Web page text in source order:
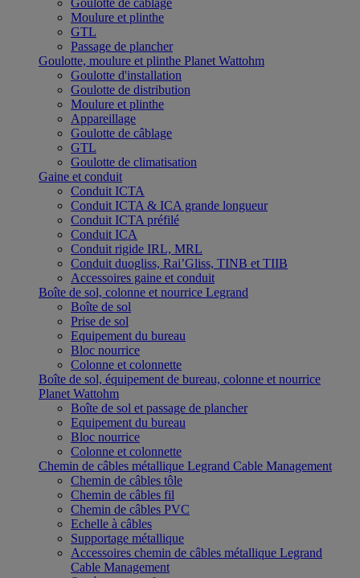
Goulotte de câblage
Moulure et plinthe
GTL
Passage de plancher
Goulotte, moulure et plinthe Planet Wattohm
Goulotte d'installation
Goulotte de distribution
Moulure et plinthe
Appareillage
Goulotte de câblage
GTL
Goulotte de climatisation
Gaine et conduit
Conduit ICTA
Conduit ICTA & ICA grande longueur
Conduit ICTA préfilé
Conduit ICA
Conduit rigide IRL, MRL
Conduit duogliss, Rai’Gliss, TINB et TIIB
Accessoires gaine et conduit
Boîte de sol, colonne et nourrice Legrand
Boîte de sol
Prise de sol
Equipement du bureau
Bloc nourrice
Colonne et colonnette
Boîte de sol, équipement de bureau, colonne et nourrice
Planet Wattohm
Boîte de sol et passage de plancher
Equipement du bureau
Bloc nourrice
Colonne et colonnette
Chemin de câbles métallique Legrand Cable Management
Chemin de câbles tôle
Chemin de câbles fil
Chemin de câbles PVC
Echelle à câbles
Supportage métallique
Accessoires chemin de câbles métallique Legrand
Cable Management